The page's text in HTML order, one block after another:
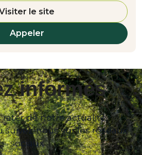
le site
Appeler
informés
rater de notre actualité,
suivez-nous sur les réseaux
sociaux